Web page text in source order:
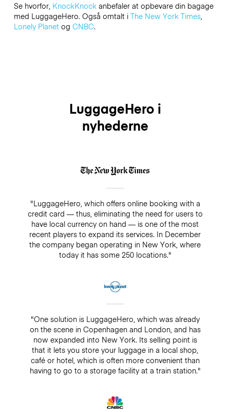
Se hvorfor, KnockKnockanbefaler at opbevare din bagage
med LuggageHero. Også omtalt i The New York Times,
Lonely Planetog CNBC.
LuggageHero i
nyhederne
"LuggageHero, which offers online booking with a
credit card — thus, eliminating the need for users to
have local currency on hand — is one of the most
recent players to expand its services. In December
the company began operating in New York, where
today it has some 250 locations."
"One solution is LuggageHero, which was already
on the scene in Copenhagen and London, and has
now expanded into New York. Its selling point is
that it lets you store your luggage in a local shop,
café or hotel, which is often more convenient than
having to go to a storage facility at a train station."